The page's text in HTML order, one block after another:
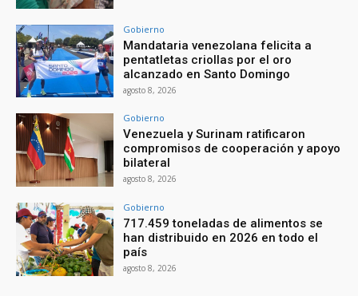
Gobierno
Mandataria venezolana felicita a
pentatletas criollas por el oro
alcanzado en Santo Domingo
agosto 8, 2026
Gobierno
Venezuela y Surinam ratificaron
compromisos de cooperación y apoyo
bilateral
agosto 8, 2026
Gobierno
717.459 toneladas de alimentos se
han distribuido en 2026 en todo el
país
agosto 8, 2026